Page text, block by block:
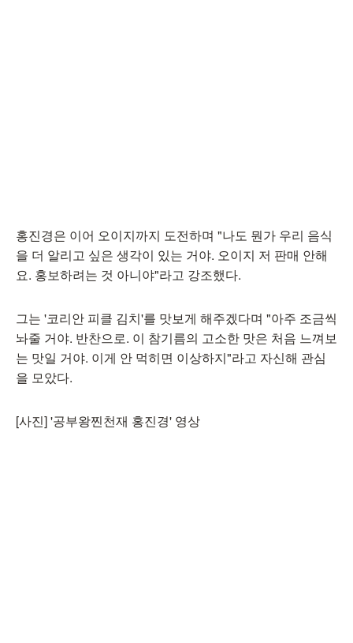
홍진경은 이어 오이지까지 도전하며 "나도 뭔가 우리 음식
을 더 알리고 싶은 생각이 있는 거야. 오이지 저 판매 안해
요. 홍보하려는 것 아니야"라고 강조했다.
그는 '코리안 피클 김치'를 맛보게 해주겠다며 "아주 조금씩
놔줄 거야. 반찬으로. 이 참기름의 고소한 맛은 처음 느껴보
는 맛일 거야. 이게 안 먹히면 이상하지"라고 자신해 관심
을 모았다.
[사진] '공부왕찐천재 홍진경' 영상